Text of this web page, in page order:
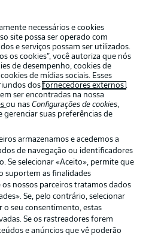
DA BUNDESLIGA
Avisos legais
Aviso de privacidade
necessários e cookies
site possa ser operado com
e serviços possam ser utilizados.
os cookies”, você autoriza que nós
de desempenho, cookies de
de mídias sociais. Esses
dosfornecedores externos .
ser encontradas na nossa
ou nasConfigurações de cookies,
suas preferências de
armazenamos e acedemos a
de navegação ou identificadores
Se selecionar «Aceito», permite que
suportem as finalidades
os nossos parceiros tratamos dados
Se, pelo contrário, selecionar
o seu consentimento, estas
Se os rastreadores forem
e anúncios que vê poderão